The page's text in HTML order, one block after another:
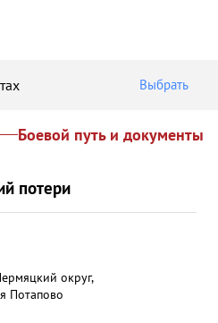
Выбрать
Боевой путь и документы
потери
округ,
Потапово